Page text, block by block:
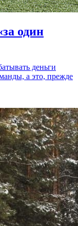
один
деньги
а это, прежде